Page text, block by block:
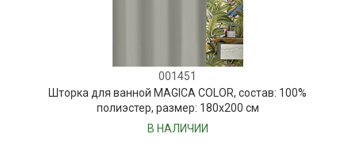
001451
Шторка для ванной MAGICA COLOR, состав: 100%
полиэстер, размер: 180х200 см
В НАЛИЧИИ